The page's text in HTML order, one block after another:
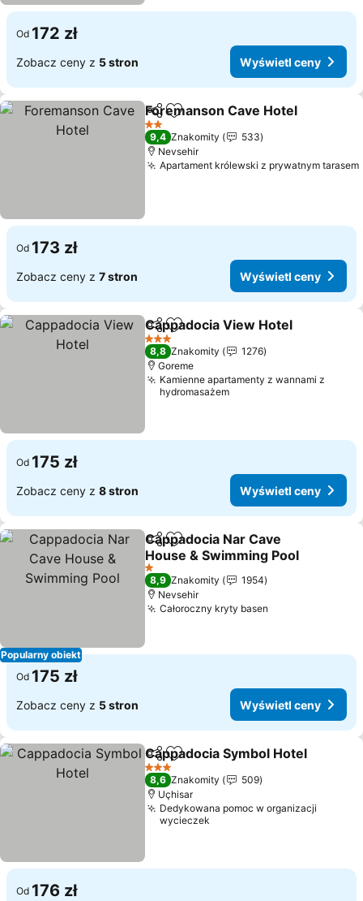
Od 172 zł
Zobacz ceny z 5 stron Wyświetl ceny
Udostępnij
Dodaj do ulubionych
Foremanson Cave Hotel
2 Kategoria
9,4 Znakomity
533
Nevsehir
Apartament królewski z prywatnym tarasem
Od 173 zł
Zobacz ceny z 7 stron Wyświetl ceny
Udostępnij
Dodaj do ulubionych
Cappadocia View Hotel
3 Kategoria
8,8 Znakomity
1276
Goreme
Kamienne apartamenty z wannami z
hydromasażem
Od 175 zł
Zobacz ceny z 8 stron Wyświetl ceny
Popularny obiekt
Udostępnij
Dodaj do ulubionych
Cappadocia Nar Cave
House & Swimming Pool
Wyświetl ceny
1 Kategoria
8,9 Znakomity
1954
Nevsehir
Całoroczny kryty basen
Od 175 zł
Zobacz ceny z 5 stron Wyświetl ceny
Udostępnij
Dodaj do ulubionych
Cappadocia Symbol Hotel
3 Kategoria
8,6 Znakomity
509
Uçhisar
Dedykowana pomoc w organizacji
wycieczek
Od 176 zł